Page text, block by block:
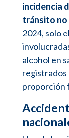
incidencia
tránsito no
2024, solo
alcohol en
registrados
proporción